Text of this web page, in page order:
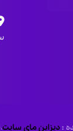
۱۱۳
:دیزاین مای سایت،